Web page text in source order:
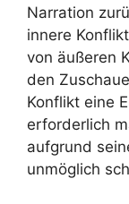
Narration
innere
von äußeren
den
Konflikt eine
erforderlich
aufgrund
unmöglich